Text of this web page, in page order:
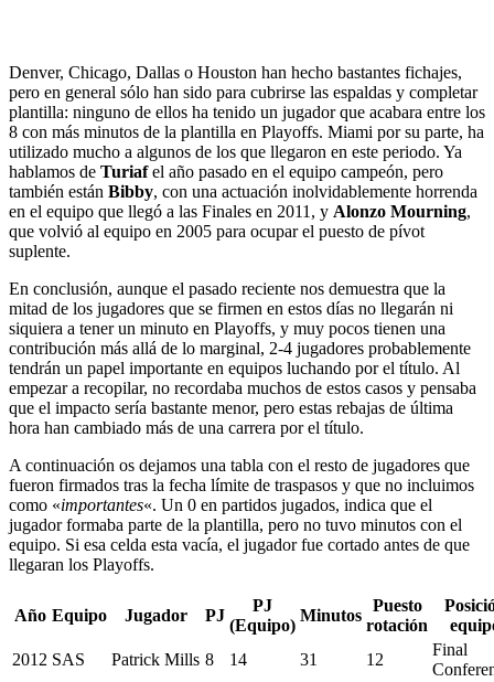
Denver, Chicago, Dallas o Houston han hecho bastantes fichajes,
pero en general sólo han sido para cubrirse las espaldas y completar
plantilla: ninguno de ellos ha tenido un jugador que acabara entre los
8 con más minutos de la plantilla en Playoffs. Miami por su parte, ha
utilizado mucho a algunos de los que llegaron en este periodo. Ya
hablamos de Turiafel año pasado en el equipo campeón, pero
también están Bibby, con una actuación inolvidablemente horrenda
en el equipo que llegó a las Finales en 2011, y Alonzo Mourning,
que volvió al equipo en 2005 para ocupar el puesto de pívot
suplente.
En conclusión, aunque el pasado reciente nos demuestra que la
mitad de los jugadores que se firmen en estos días no llegarán ni
siquiera a tener un minuto en Playoffs, y muy pocos tienen una
contribución más allá de lo marginal, 2-4 jugadores probablemente
tendrán un papel importante en equipos luchando por el título. Al
empezar a recopilar, no recordaba muchos de estos casos y pensaba
que el impacto sería bastante menor, pero estas rebajas de última
hora han cambiado más de una carrera por el título.
A continuación os dejamos una tabla con el resto de jugadores que
fueron firmados tras la fecha límite de traspasos y que no incluimos
como «importantes«. Un 0 en partidos jugados, indica que el
jugador formaba parte de la plantilla, pero no tuvo minutos con el
equipo. Si esa celda esta vacía, el jugador fue cortado antes de que
llegaran los Playoffs.
Año Equipo Jugador PJ
PJ
(Equipo)
Minutos
Puesto
rotación
2012 SAS Patrick Mills 8 14 31 12
Final